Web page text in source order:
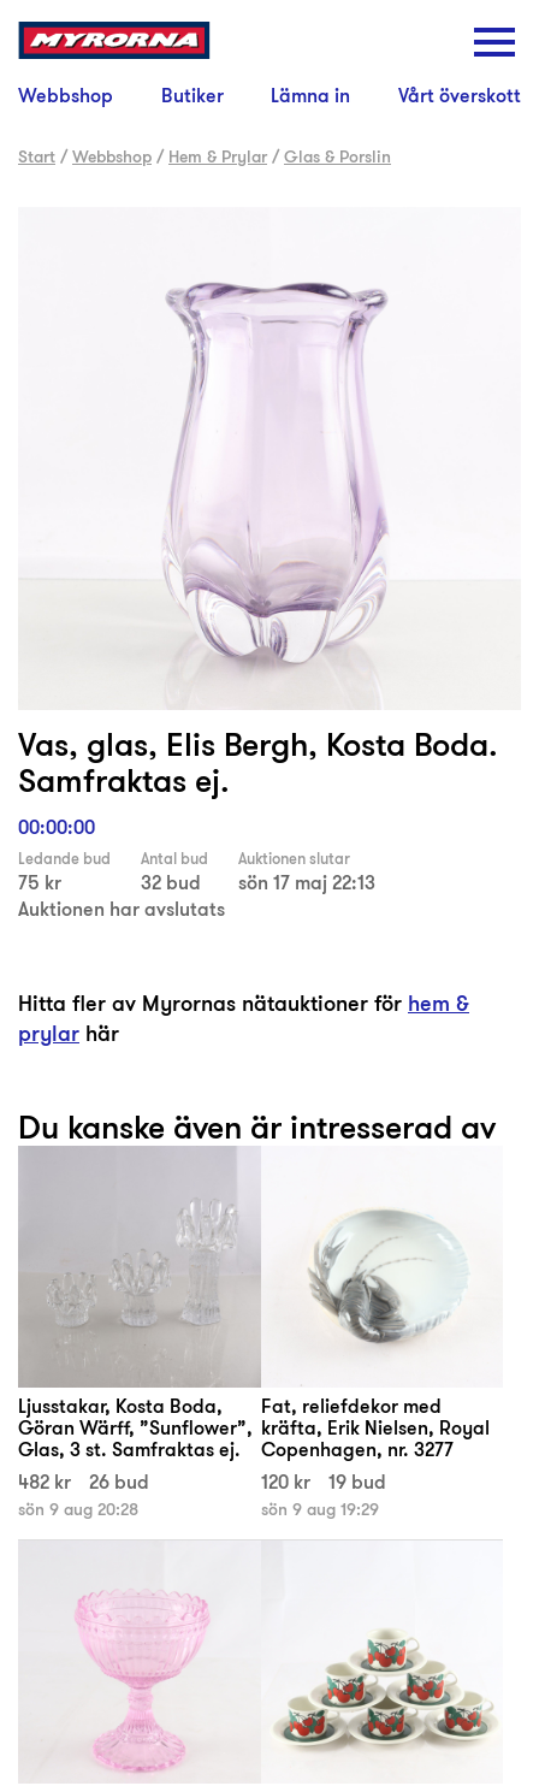
Webbshop Butiker Lämna in Vårt överskott
Start /Webbshop / Hem & Prylar /Glas & Porslin
Vas, glas, Elis Bergh, Kosta Boda.
Samfraktas ej.
00:00:00
Ledande bud
75 kr
Antal bud
32 bud
Auktionen slutar
sön 17 maj 22:13
Auktionen har avslutats
Hitta fler av Myrornas nätauktioner för hem &
prylar här
Du kanske även är intresserad av
Ljusstakar, Kosta Boda,
Göran Wärff, ”Sunflower”,
Glas, 3 st. Samfraktas ej.
482 kr
26 bud
sön 9 aug 20:28
Fat, reliefdekor med
kräfta, Erik Nielsen, Royal
Copenhagen, nr. 3277
120 kr
19 bud
sön 9 aug 19:29